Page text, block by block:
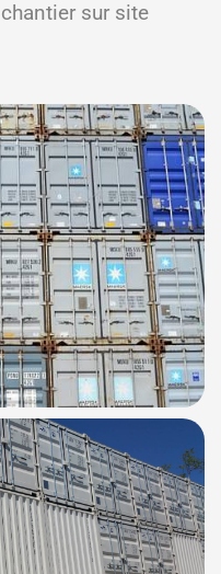
sur site